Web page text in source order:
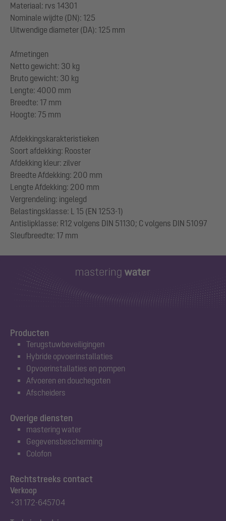
Materiaal: rvs 14301
Nominale wijdte (DN): 125
Uitwendige diameter (DA): 125 mm
Afmetingen
Netto gewicht: 30 kg
Bruto gewicht: 30 kg
Lengte: 4000 mm
Breedte: 17 mm
Hoogte: 75 mm
Afdekkingskarakteristieken
Soort afdekking: Rooster
Afdekking kleur: zilver
Breedte Afdekking: 200 mm
Lengte Afdekking: 200 mm
Vergrendeling: ingelegd
Belastingsklasse: L 15 (EN 1253-1)
Antislipklasse: R12 volgens DIN 51130; C volgens DIN 51097
Producten
Terugstuwbeveiligingen
Hybride opvoerinstallaties
Opvoerinstallaties en pompen
Afvoeren en douchegoten
Afscheiders
Rechtstreeks contact
Verkoop
+31 172-645704
Overige diensten
mastering water
Gegevensbescherming
Colofon